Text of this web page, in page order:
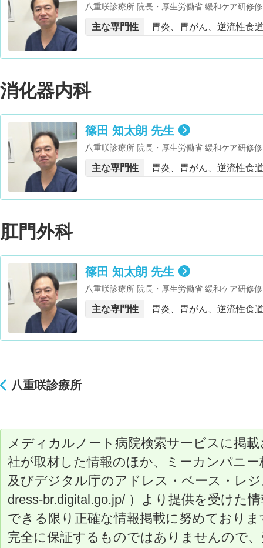
八重咲診療所 院長・厚生労働省 緩和ケア研修
主な専門性 胃炎、胃がん、逆流性食
消化器内科
篠田 知太朗 先生
八重咲診療所 院長・厚生労働省 緩和ケア研修
主な専門性 胃炎、胃がん、逆流性食
肛門外科
篠田 知太朗 先生
八重咲診療所 院長・厚生労働省 緩和ケア研修
主な専門性 胃炎、胃がん、逆流性食
八重咲診療所
メディカルノート病院検索サービスに掲
社が取材した情報のほか、ミーカンパニ
及びデジタル庁のアドレス・ベース・レ
dress-br.digital.go.jp/ ）より提供を受けた
できる限り正確な情報掲載に努めており
完全に保証するものではありませんので